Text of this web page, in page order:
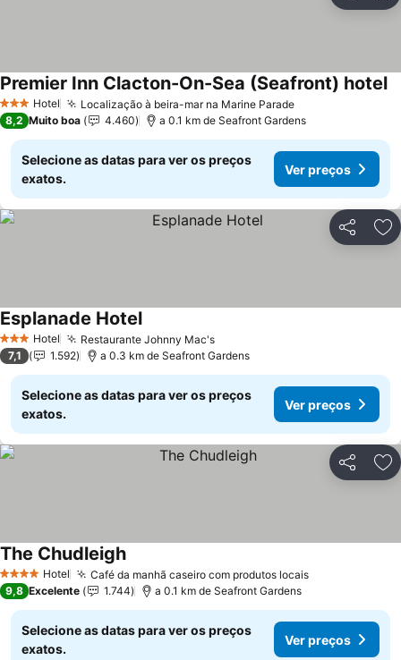
3 EstrelasHotel Localização à beira-mar na Marine ParadeVer preços
Premier Inn Clacton-On-Sea (Seafront) hotel
8,2 Muito boa 4.460 a 0.1 km de Seafront Gardens
Selecione as datas para ver os preços
exatos.
Ver preços
Partilhar
3 EstrelasHotel Restaurante Johnny Mac'sVer preços
Esplanade HotelVer preços
7,1 1.592 a 0.3 km de Seafront Gardens
Selecione as datas para ver os preços
exatos.
Ver preços
Partilhar
4 EstrelasHotel Café da manhã caseiro com produtos locaisVer preços
The ChudleighVer preços
9,8 Excelente 1.744 a 0.1 km de Seafront Gardens
Selecione as datas para ver os preços
exatos.
Ver preços